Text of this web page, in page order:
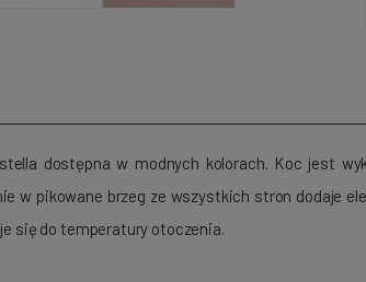
dostępna w modnych kolorach. Koc jest
w pikowane brzeg ze wszystkich stron dodaje
się do temperatury otoczenia.